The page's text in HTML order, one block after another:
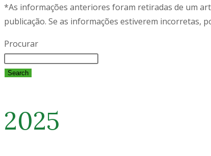
*As informações anteriores foram retiradas de um
publicação. Se as informações estiverem incorretas,
Procurar
Search
2025